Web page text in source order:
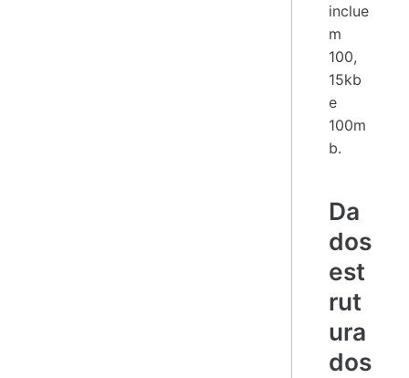
inclue
m
100,
15kb
e
100m
b.
Da
dos
est
rut
ura
dos